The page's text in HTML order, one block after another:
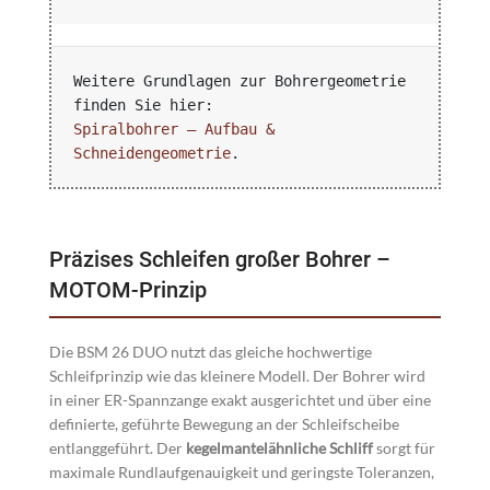
Weitere Grundlagen zur Bohrergeometrie
Spiralbohrer – Aufbau &
Schneidengeometrie.
Präzises Schleifen großer Bohrer –
MOTOM-Prinzip
Die BSM 26 DUO nutzt das gleiche hochwertige
Schleifprinzip wie das kleinere Modell. Der Bohrer wird
in einer ER-Spannzange exakt ausgerichtet und über eine
definierte, geführte Bewegung an der Schleifscheibe
entlanggeführt. Der kegelmantelähnliche Schliffsorgt für
maximale Rundlaufgenauigkeit und geringste Toleranzen,